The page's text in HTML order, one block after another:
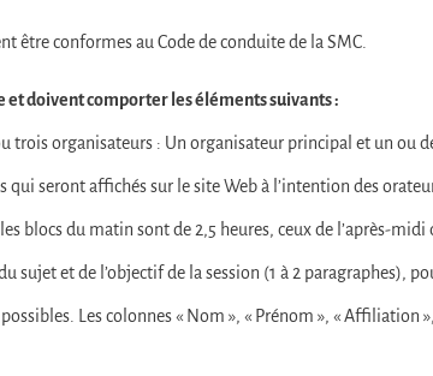
être conformes au Code de conduite de la SMC.
et doivent comporter les éléments suivants :
organisateurs : Un organisateur principal et un ou
seront affichés sur le site Web à l’intention des
blocs du matin sont de 2,5 heures, ceux de l’après-midi
et de l’objectif de la session (1 à 2 paragraphes),
Les colonnes « Nom », « Prénom », « Affiliation